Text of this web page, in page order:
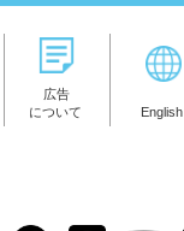
広告
について
English